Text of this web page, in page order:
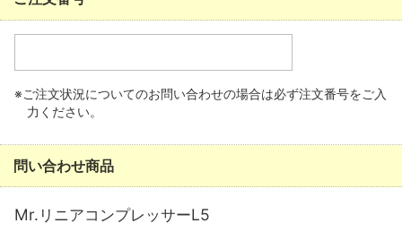
※ご注文状況についてのお問い合わせの場合は必ず注文番号をご入
力ください。
問い合わせ商品
Mr.リニアコンプレッサーL5